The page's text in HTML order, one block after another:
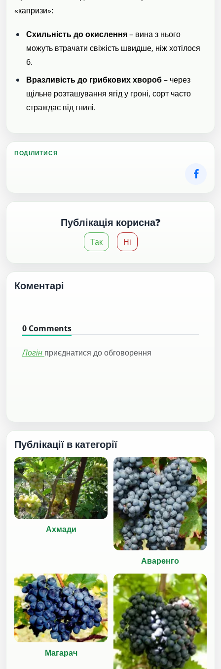
«капризи»:
Схильність до окислення– вина з нього
можуть втрачати свіжість швидше, ніж хотілося
б.
Вразливість до грибкових хвороб– через
щільне розташування ягід у гроні, сорт часто
страждає від гнилі.
ПОДІЛИТИСЯ
Публікація корисна?
Так Ні
Коментарі
0 Comments
Логін приєднатися до обговорення
Публікації в категорії
Ахмади
Аваренго
Магарач